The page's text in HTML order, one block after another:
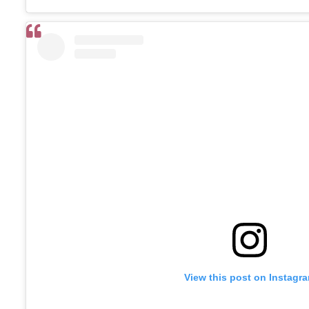
View this post on